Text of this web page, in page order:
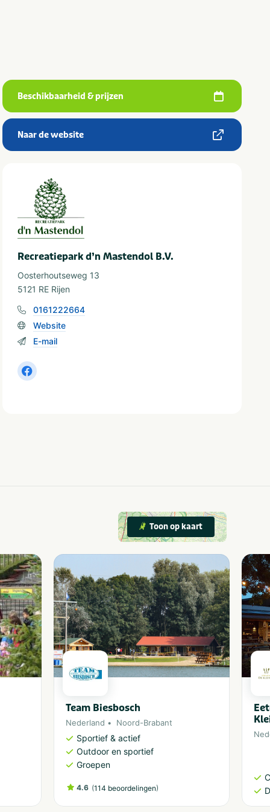
Beschikbaarheid & prijzen
Naar de website
Recreatiepark d’n Mastendol B.V.
Oosterhoutseweg 13
5121 RE Rijen
0161222664
Website
E-mail
Toon op kaart
Team Biesbosch
Nederland Noord-Brabant
Sportief & actief
Outdoor en sportief
Groepen
4.6 (114 beoordelingen)